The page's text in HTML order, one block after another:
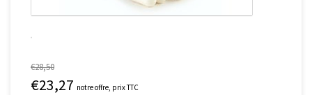
€28,50
€23,27 notre offre, prix TTC